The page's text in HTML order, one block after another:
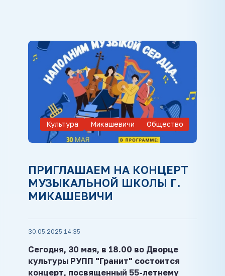
Культура Микашевичи Общество
ПРИГЛАШАЕМ НА КОНЦЕРТ
МУЗЫКАЛЬНОЙ ШКОЛЫ Г.
МИКАШЕВИЧИ
30.05.2025 14:35
Сегодня, 30 мая, в 18.00 во Дворце
культуры РУПП "Гранит" состоится
концерт, посвященный 55-летнему